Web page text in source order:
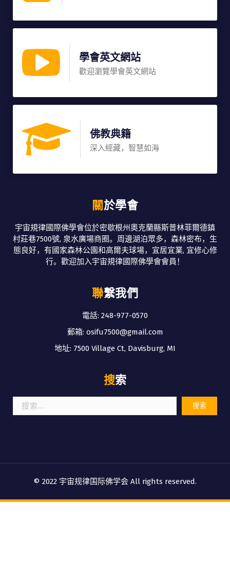
學會英文網站
歡迎瀏覽學會英文網站
佛教典籍
深入經藏，智慧如海
關於學會
宇宙規律國際佛學會位於密歇根州奧克蘭縣斯普林菲爾德鎮
村莊巷7500號, 泉水廣場商圈。周邊湖泊眾多，森林密布，生
態良好，有國家森林公園和高爾夫球場，宜居宜業, 宜修心修
行。歡迎加入宇宙規律國際佛學會會員！
聯繫我們
電話: 248-977-0570
郵箱: osifu7500@gmail.com
地址: 7500 Village Ct, Davisburg, MI
搜索
索：
© 2022 宇宙规律国际佛学会 All rights reserved.